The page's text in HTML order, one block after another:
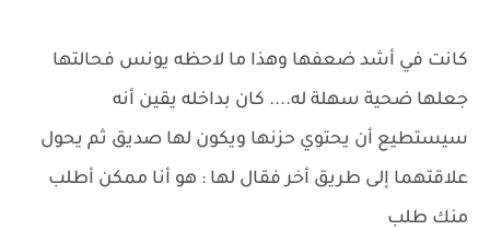
كانت في أشد ضعفها وهذا ما لاحظه يونس فحالتها
جعلها ضحية سهلة له.... كان بداخله يقين أنه
سيستطيع أن يحتوي حزنها ويكون لها صديق ثم يحول
علاقتهما إلى طريق أخر فقال لها : هو أنا ممكن أطلب
منك طلب